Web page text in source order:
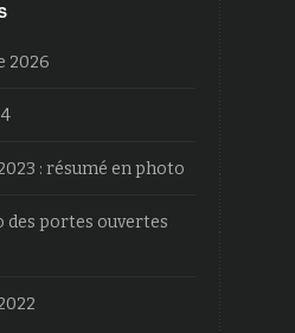
2026
: résumé en photo
des portes ouvertes